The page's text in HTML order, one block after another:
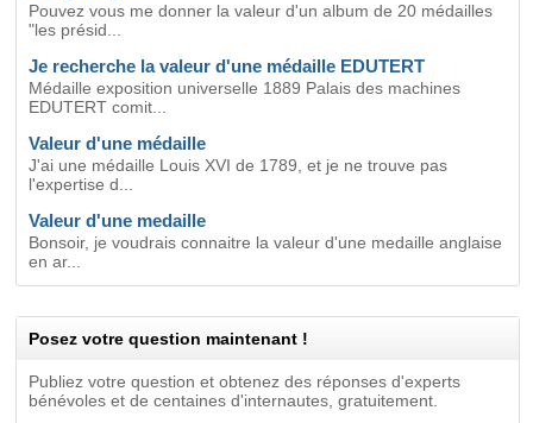
Pouvez vous me donner la valeur d'un album de 20 médailles
"les présid...
Je recherche la valeur d'une médaille EDUTERT
Médaille exposition universelle 1889 Palais des machines
EDUTERT comit...
Valeur d'une médaille
J'ai une médaille Louis XVI de 1789, et je ne trouve pas
l'expertise d...
Valeur d'une medaille
Bonsoir, je voudrais connaitre la valeur d'une medaille anglaise
en ar...
Posez votre question maintenant !
Publiez votre question et obtenez des réponses d'experts
bénévoles et de centaines d'internautes, gratuitement.